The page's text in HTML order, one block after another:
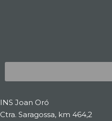
INS Joan Oró
Ctra. Saragossa, km 464,2